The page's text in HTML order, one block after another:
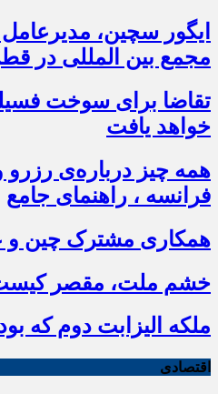
ایگور سچین،
مجمع بین المللی در
تقاضا برای سوخت
خواهد یافت
همه چیز درباره‌ی
فرانسه ، راهنمای جامع
همکاری مشترک چین و
خشم ملت، مقصر
ملکه الیزابت دوم که
اقتصادی